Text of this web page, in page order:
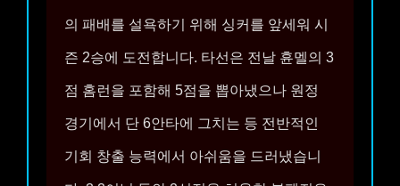
의 패배를 설욕하기 위해 싱커를 앞세워 시
즌 2승에 도전합니다. 타선은 전날 휸멜의 3
점 홈런을 포함해 5점을 뽑아냈으나 원정
경기에서 단 6안타에 그치는 등 전반적인
기회 창출 능력에서 아쉬움을 드러냈습니